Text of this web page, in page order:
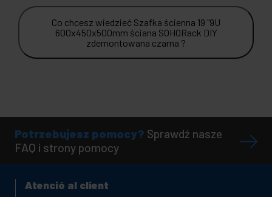
Co chcesz wiedzieć Szafka ścienna 19 "9U
600x450x500mm ściana SOHORack DIY
zdemontowana czarna ?
Potrzebujesz pomocy? Sprawdź nasze
FAQ i strony pomocy
Atenció al client